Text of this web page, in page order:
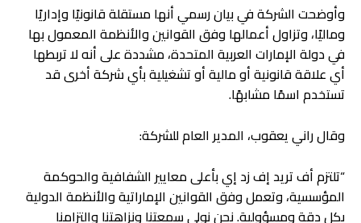
وأوضحت الشركة في بيان رسمي أنها مستقلة قانونيًا وإداريًا
وماليًا، وتزاول أعمالها وفق القوانين والأنظمة المعمول بها
في دولة الإمارات العربية المتحدة، مشددة على أنه لا تربطها
أي علاقة قانونية أو مالية أو تشغيلية بأي شركة أخرى قد
تستخدم اسمًا مشابهًا.
وقال راني يعقوب، المدير العام للشركة:
“تلتزم أف تريد إف زد إي بأعلى معايير الشفافية والحوكمة
المؤسسية، وتعمل وفق القوانين الإماراتية والأنظمة الدولية
بكل دقة ومسؤولية. نحن نولي سمعتنا ونزاهتنا والتزامنا